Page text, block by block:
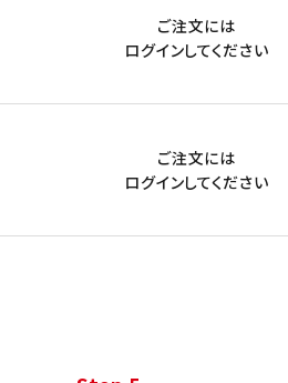
ご注文には
ログインしてください
ご注文には
ログインしてください